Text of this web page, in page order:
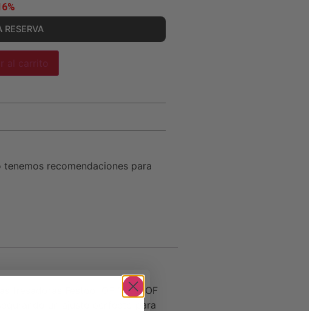
RESERVA
al carrito
recomendaciones para
fresadoras Festool OF 1400, OF
un ajuste perfecto para